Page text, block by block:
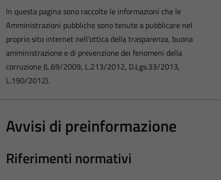
In questa pagina sono raccolte le informazioni che le
Amministrazioni pubbliche sono tenute a pubblicare nel
proprio sito internet nell’ottica della trasparenza, buona
amministrazione e di prevenzione dei fenomeni della
corruzione (L.69/2009, L.213/2012, D.Lgs.33/2013,
L.190/2012).
Avvisi di preinformazione
Riferimenti normativi